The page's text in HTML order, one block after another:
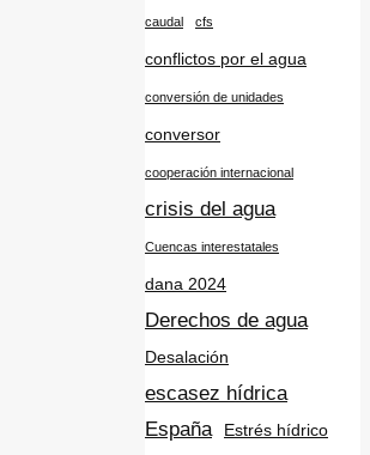
caudal cfs
conflictos por el agua
conversión de unidades
conversor
cooperación internacional
crisis del agua
Cuencas interestatales
dana 2024
Derechos de agua
Desalación
escasez hídrica
España
Estrés hídrico